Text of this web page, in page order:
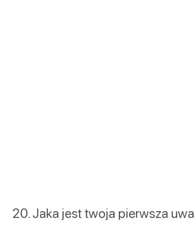
Jaka jest twoja pierwsza